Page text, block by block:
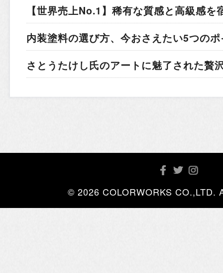
【世界売上No.1】稀有な質感と高級感を
内装塗料の選び方、今おさえたい5つの
さとうたけし氏のアートに魅了された贅
© 2026 COLORWORKS CO.,LTD.